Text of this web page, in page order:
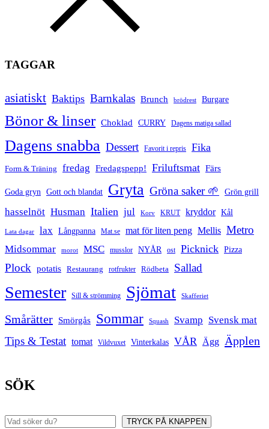
TAGGAR
asiatiskt Baktips Barnkalas Brunch brödrest Burgare
Bönor & linser Choklad CURRY Dagens matiga sallad
Dagens snabba Dessert Favorit i repris Fika
Form & Träning fredag Fredagspepp! Friluftsmat Färs
Goda gryn Gott och blandat Gryta Gröna saker 🌱 Grön grill
hasselnöt Husman Italien jul Korv KRUT kryddor Kål
Lata dagar lax Långpanna Mat.se mat för liten peng Mellis Metro
Midsommar morot MSC musslor NYÅR ost Picknick Pizza
Plock potatis Restaurang rotfrukter Rödbeta Sallad
Semester Sill & strömming Sjömat Skafferiet
Smårätter Smörgås Sommar Squash Svamp Svensk mat
Tips & Testat tomat Vildvuxet Vinterkalas VÅR Ägg Äpplen
SÖK
Sök TRYCK PÅ KNAPPEN